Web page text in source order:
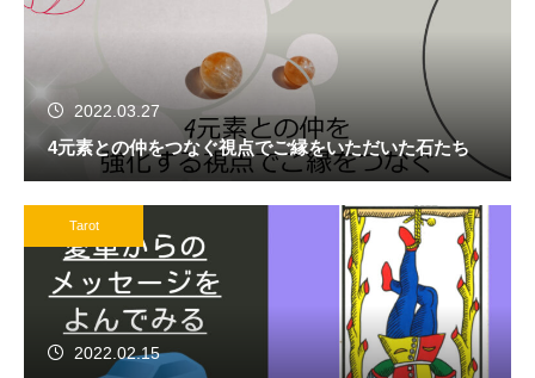
2022.03.27
4元素との仲をつなぐ視点でご縁をいただいた石たち
Tarot
2022.02.15